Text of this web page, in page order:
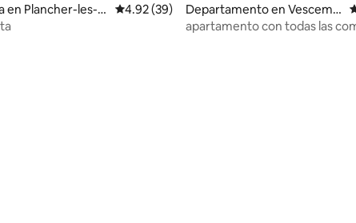
en Plancher-les-M
Calificación promedio: 4.92 de 5; 39
4.92 (39)
Departamento en Vescemo
nt
apartamento con todas las